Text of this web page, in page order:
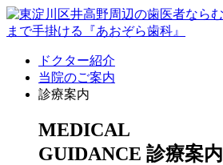
ドクター紹介
当院のご案内
診療案内
MEDICAL
GUIDANCE 診療案内